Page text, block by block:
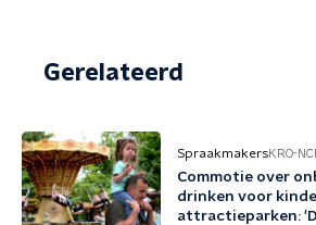
Gerelateerd
SpraakmakersKRO-
Commotie over
drinken voor
attractieparken: